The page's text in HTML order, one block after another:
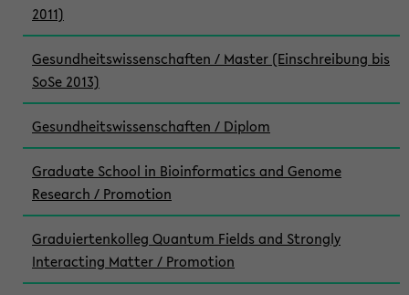
2011)
Gesundheitswissenschaften / Master (Einschreibung bis
SoSe 2013)
Gesundheitswissenschaften / Diplom
Graduate School in Bioinformatics and Genome
Research / Promotion
Graduiertenkolleg Quantum Fields and Strongly
Interacting Matter / Promotion